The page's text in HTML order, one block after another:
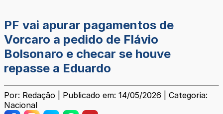
PF vai apurar pagamentos de
Vorcaro a pedido de Flávio
Bolsonaro e checar se houve
repasse a Eduardo
Por: Redação | Publicado em: 14/05/2026 | Categoria:
Nacional